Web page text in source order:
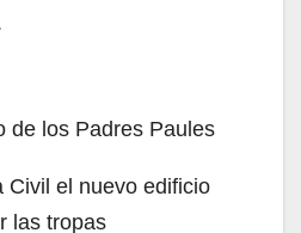
de los Padres Paules
Civil el nuevo edificio
las tropas